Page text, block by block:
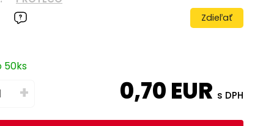
Zdieľať
50ks
+ 0,70EUR s DPH